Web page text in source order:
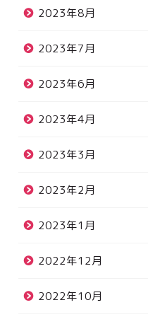
2023年8月
2023年7月
2023年6月
2023年4月
2023年3月
2023年2月
2023年1月
2022年12月
2022年10月